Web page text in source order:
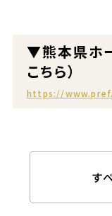
▼熊本県ホ
こちら）
https://
す